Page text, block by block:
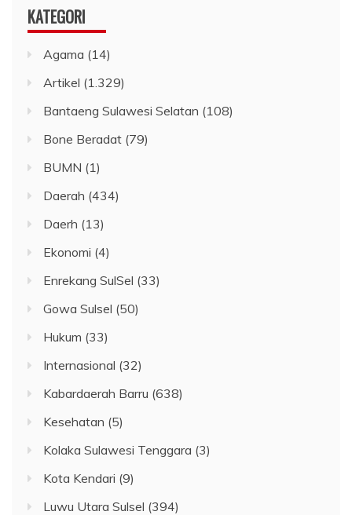
KATEGORI
Agama (14)
Artikel (1.329)
Bantaeng Sulawesi Selatan (108)
Bone Beradat (79)
BUMN (1)
Daerah (434)
Daerh (13)
Ekonomi (4)
Enrekang SulSel (33)
Gowa Sulsel (50)
Hukum (33)
Internasional (32)
Kabardaerah Barru (638)
Kesehatan (5)
Kolaka Sulawesi Tenggara (3)
Kota Kendari (9)
Luwu Utara Sulsel (394)